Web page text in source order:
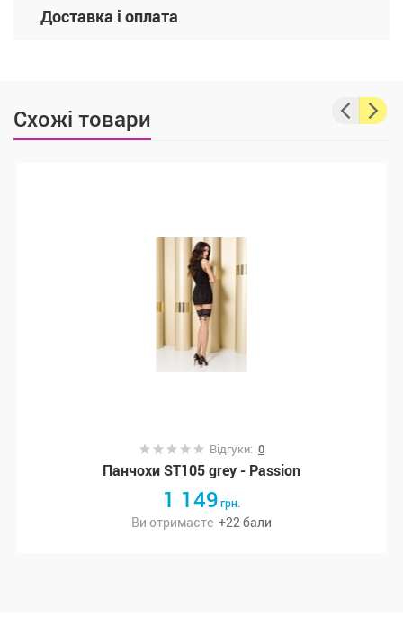
Доставка і оплата
Схожі товари
Відгуки: 0
Панчохи ST105 grey - Passion
1 149грн.
Ви отримаєте +22бали